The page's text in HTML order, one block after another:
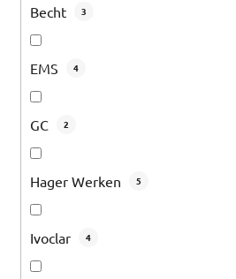
Becht 3
EMS 4
GC 2
Hager Werken 5
Ivoclar 4